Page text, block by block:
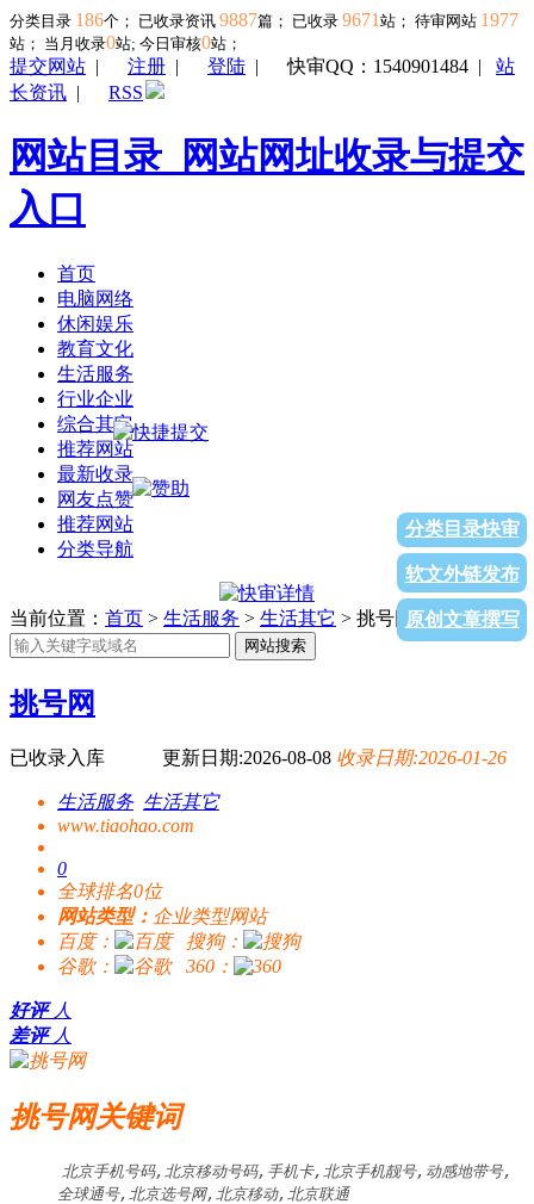
分类目录 186个； 已收录资讯 9887篇； 已收录 9671 站； 待审网站 1977
站； 当月收录0站; 今日审核0站；
提交网站 | 注册 | 登陆 |快审QQ：1540901484 | 站
长资讯 | RSS
网站目录_网站网址收录与提交
入口
首页
电脑网络
休闲娱乐
教育文化
生活服务
行业企业
综合其它
推荐网站
最新收录
网友点赞
推荐网站
分类导航
分类目录快审
软文外链发布
原创文章撰写
当前位置： 首页 > 生活服务 > 生活其它 > 挑号网
网站搜索
挑号网
已收录入库 更新日期:2026-08-08 收录日期:2026-01-26
生活服务 生活其它
www.tiaohao.com
0
全球排名0位
网站类型： 企业类型网站
百度：
搜狗：
谷歌：
360：
好评 人
差评 人
挑号网关键词
北京手机号码,北京移动号码,手机卡,北京手机靓号,动感地带号,
全球通号,北京选号网,北京移动,北京联通